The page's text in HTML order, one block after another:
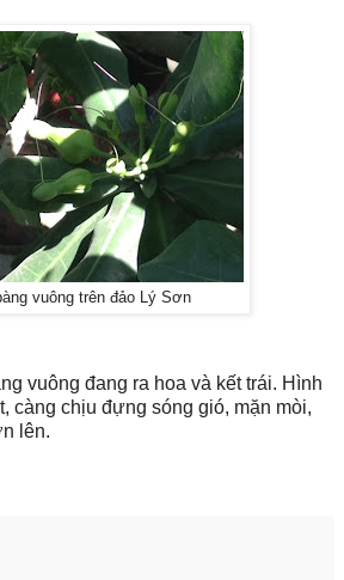
vuông trên đảo Lý Sơn
vuông đang ra hoa và kết trái. Hình
càng chịu đựng sóng gió, mặn mòi,
lên.